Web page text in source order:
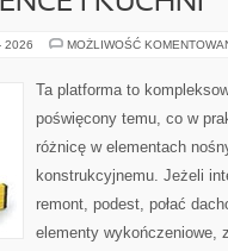
2026 MOŻLIWOŚĆ
Ta platforma to
poświęcony temu, co w
różnicę w elementach
konstrukcyjnemu. Jeżeli
remont, podest, połać
elementy wykończeniowe,